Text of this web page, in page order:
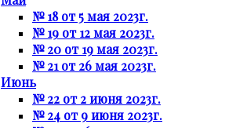
№ 18 от 5 мая 2023г.
№ 19 от 12 мая 2023г.
№ 20 от 19 мая 2023г.
№ 21 от 26 мая 2023г.
Июнь
№ 22 от 2 июня 2023г.
№ 24 от 9 июня 2023г.